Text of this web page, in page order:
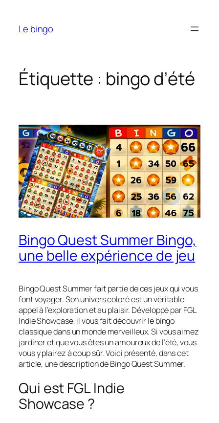
contenu
Le bingo
Étiquette : bingo d’été
Bingo Quest Summer Bingo,
une belle expérience de jeu
Bingo Quest Summer fait partie de ces jeux qui vous
font voyager. Son univers coloré est un véritable
appel à l’exploration et au plaisir. Développé par FGL
Indie Showcase, il vous fait découvrir le bingo
classique dans un monde merveilleux. Si vous aimez
jardiner et que vous êtes un amoureux de l’été, vous
vous y plairez à coup sûr. Voici présenté, dans cet
article, une description de Bingo Quest Summer.
Qui est FGL Indie
Showcase ?